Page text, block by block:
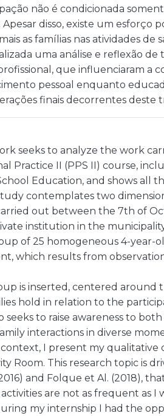
não é condicionada
Apesar disso, existe um esforço
as famílias nas atividades de
uma análise e reflexão de
que influenciaram a
pessoal enquanto
finais decorrentes deste
seeks to analyze the work
Practice II (PPS II) course,
Education, and shows all
contemplates two
out between the 7th of
institution in the
of 25 homogeneous 4-year-
which results from
is inserted, centered around
hold in relation to the
seeks to raise awareness to
interactions in diverse
I present my qualitative
Room. This research topic is
and Folque et Al. (2018),
are not as frequent as I
my internship I had the